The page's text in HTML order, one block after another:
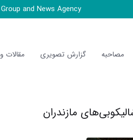
and News Agency
مصاحبه گزارش تصویری مقالات
مازندران